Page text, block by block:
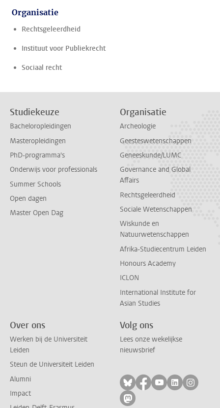
Organisatie
Rechtsgeleerdheid
Instituut voor Publiekrecht
Sociaal recht
Studiekeuze
Bacheloropleidingen
Masteropleidingen
PhD-programma's
Onderwijs voor professionals
Summer Schools
Open dagen
Master Open Dag
Organisatie
Archeologie
Geesteswetenschappen
Geneeskunde/LUMC
Governance and Global
Affairs
Rechtsgeleerdheid
Sociale Wetenschappen
Wiskunde en
Natuurwetenschappen
Afrika-Studiecentrum Leiden
Honours Academy
ICLON
International Institute for
Asian Studies
Over ons
Werken bij de Universiteit
Leiden
Steun de Universiteit Leiden
Alumni
Impact
Volg ons
Lees onze wekelijkse
nieuwsbrief
Volg ons op bluesky
Volg ons op
Volg ons op
Volg ons
Volg
Volg ons op mastodon